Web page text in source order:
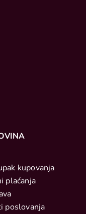
kupovanja
plaćanja
poslovanja